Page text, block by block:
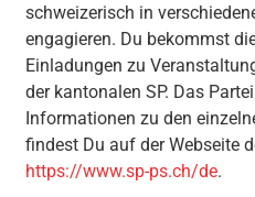
schweizerisch in
engagieren. Du bekommst
Einladungen zu
der kantonalen SP. Das
Informationen zu den
findest Du auf der Webseite
https://www.sp-ps.ch/de.